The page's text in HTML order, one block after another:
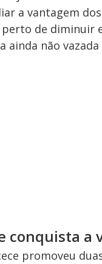
a vantagem
de diminuir
não vazada
conquista a
promoveu